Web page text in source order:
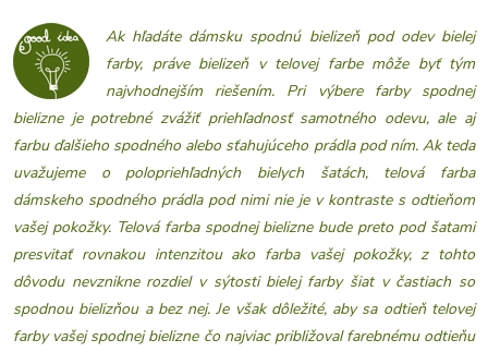
Ak hľadáte dámsku spodnú bielizeň pod odev bielej
farby, práve bielizeň v telovej farbe môže byť tým
najvhodnejším riešením. Pri výbere farby spodnej
bielizne je potrebné zvážiť priehľadnosť samotného odevu, ale aj
farbu ďalšieho spodného alebo sťahujúceho prádla pod ním. Ak teda
uvažujeme o polopriehľadných bielych šatách, telová farba
dámskeho spodného prádla pod nimi nie je v kontraste s odtieňom
vašej pokožky. Telová farba spodnej bielizne bude preto pod šatami
presvitať rovnakou intenzitou ako farba vašej pokožky, z tohto
dôvodu nevznikne rozdiel v sýtosti bielej farby šiat v častiach so
spodnou bielizňou a bez nej. Je však dôležité, aby sa odtieň telovej
farby vašej spodnej bielizne čo najviac približoval farebnému odtieňu